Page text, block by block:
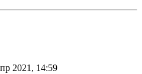
2021, 14:59